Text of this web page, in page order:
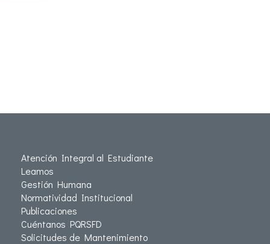
Atención Integral al Estudiante
Leamos
Gestión Humana
Normatividad Institucional
Publicaciones
Cuéntanos PQRSFD
Solicitudes de Mantenimiento